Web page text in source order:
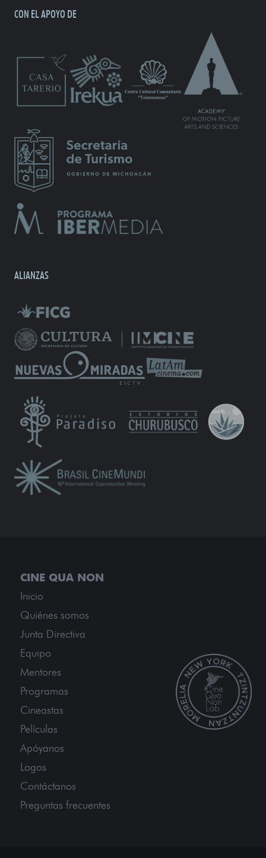
CON EL APOYO DE
ALIANZAS
Inicio
Quiénes somos
Junta Directiva
Equipo
Mentores
Programas
Cineastas
Películas
Apóyanos
Logos
Contáctanos
Preguntas frecuentes